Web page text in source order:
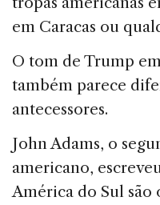
em Caracas ou
O tom de Trump
também parece
antecessores.
John Adams, o
americano,
América do Sul são